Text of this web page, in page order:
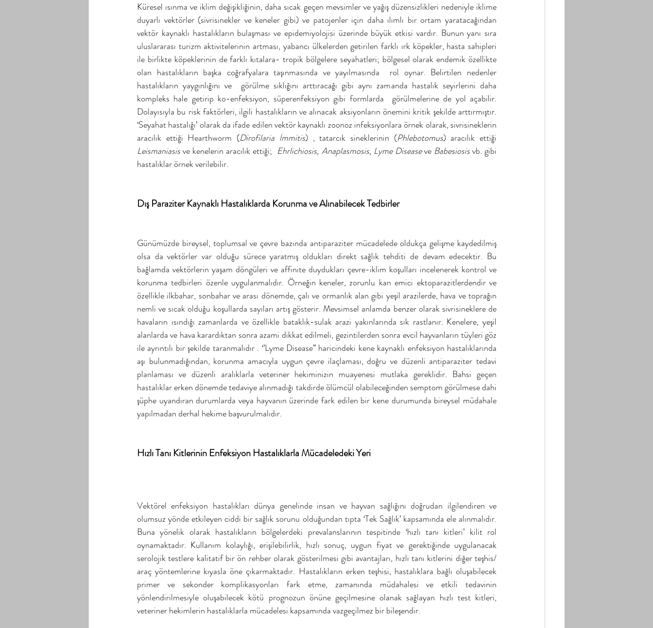
Küresel ısınma ve iklim değişikliğinin, daha sıcak geçen mevsimler ve yağış düzensizlikleri nedeniyle iklime
duyarlı vektörler (sivrisinekler ve keneler gibi) ve patojenler için daha ılımlı bir ortam yaratacağından
vektör kaynaklı hastalıkların bulaşması ve epidemiyolojisi üzerinde büyük etkisi vardır. Bunun yanı sıra
uluslararası turizm aktivitelerinin artması, yabancı ülkelerden getirilen farklı ırk köpekler, hasta sahipleri
ile birlikte köpeklerinin de farklı kıtalara- tropik bölgelere seyahatleri; bölgesel olarak endemik özellikte
olan hastalıkların başka coğrafyalara taşınmasında ve yayılmasında  rol oynar. Belirtilen nedenler
hastalıkların yaygınlığını ve  görülme sıklığını arttıracağı gibi aynı zamanda hastalık seyirlerini daha
kompleks hale getirip ko-enfeksiyon, süperenfeksiyon gibi formlarda  görülmelerine de yol açabilir.
Dolayısıyla bu risk faktörleri, ilgili hastalıkların ve alınacak aksiyonların önemini kritik şekilde arttırmıştır.
‘Seyahat hastalığı’ olarak da ifade edilen vektör kaynaklı zoonoz infeksiyonlara örnek olarak, sivrisineklerin
aracılık ettiği Hearthworm (Dirofilaria İmmitis) , tatarcık sineklerinin (Phlebotomus
Leismaniasis ve kenelerin aracılık ettiği; Ehrlichiosis, Anaplasmosis, Lyme Disease ve Babesiosis vb. gibi
hastalıklar örnek verilebilir.
Dış Paraziter Kaynaklı Hastalıklarda Korunma ve Alınabilecek Tedbirler
Günümüzde bireysel, toplumsal ve çevre bazında antiparaziter mücadelede oldukça gelişme kaydedilmiş
olsa da vektörler var olduğu sürece yaratmış oldukları direkt sağlık tehditi de devam edecektir. Bu
bağlamda vektörlerin yaşam döngüleri ve affinite duydukları çevre-iklim koşulları incelenerek kontrol ve
korunma tedbirleri özenle uygulanmalıdır. Örneğin keneler, zorunlu kan emici ektoparazitlerdendir ve
özellikle ilkbahar, sonbahar ve arası dönemde, çalı ve ormanlık alan gibi yeşil arazilerde, hava ve toprağın
nemli ve sıcak olduğu koşullarda sayıları artış gösterir. Mevsimsel anlamda benzer olarak sivrisineklere de
havaların ısındığı zamanlarda ve özellikle bataklık-sulak arazi yakınlarında sık rastlanır. Kenelere, yeşil
alanlarda ve hava karardıktan sonra azami dikkat edilmeli, gezintilerden sonra evcil hayvanların tüyleri göz
ile ayrıntılı bir şekilde taranmalıdır . ‘’Lyme Disease’’ haricindeki kene kaynaklı enfeksiyon hastalıklarında
aşı bulunmadığından, korunma amacıyla uygun çevre ilaçlaması, doğru ve düzenli antiparaziter tedavi
planlaması ve düzenli aralıklarla veteriner hekiminizin muayenesi mutlaka gereklidir. Bahsi geçen
hastalıklar erken dönemde tedaviye alınmadığı takdirde ölümcül olabileceğinden semptom görülmese dahi
şüphe uyandıran durumlarda veya hayvanın üzerinde fark edilen bir kene durumunda bireysel müdahale
yapılmadan derhal hekime başvurulmalıdır.
Hızlı Tanı Kitlerinin Enfeksiyon Hastalıklarla Mücadeledeki Yeri
Vektörel enfeksiyon hastalıkları dünya genelinde insan ve hayvan sağlığını doğrudan ilgilendiren ve
olumsuz yönde etkileyen ciddi bir sağlık sorunu olduğundan tıpta ‘Tek Sağlık’ kapsamında ele alınmalıdır.
Buna yönelik olarak hastalıkların bölgelerdeki prevalanslarının tespitinde ‘hızlı tanı kitleri’ kilit rol
oynamaktadır. Kullanım kolaylığı, erişilebilirlik, hızlı sonuç, uygun fiyat ve gerektiğinde uygulanacak
serolojik testlere kalitatif bir ön rehber olarak gösterilmesi gibi avantajları, hızlı tanı kitlerini diğer teşhis/
araç yöntemlerine kıyasla öne çıkarmaktadır. Hastalıkların erken teşhisi, hastalıklara bağlı oluşabilecek
primer ve sekonder komplikasyonları fark etme, zamanında müdahalesi ve etkili tedavinin
yönlendirilmesiyle oluşabilecek kötü prognozun önüne geçilmesine olanak sağlayan hızlı test kitleri,
veteriner hekimlerin hastalıklarla mücadelesi kapsamında vazgeçilmez bir bileşendir.